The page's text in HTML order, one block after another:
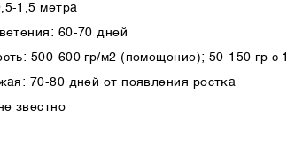
1,5 метра
60-70 дней
500-600 гр/м2 (помещение); 50-150 гр с
70-80 дней от появления ростка
звестно